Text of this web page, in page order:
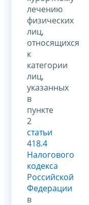
лечению
физических
лиц,
относящихся
к
категории
лиц,
указанных
в
пункте
2
статьи
418.4
Налогового
кодекса
Российской
Федерации
в